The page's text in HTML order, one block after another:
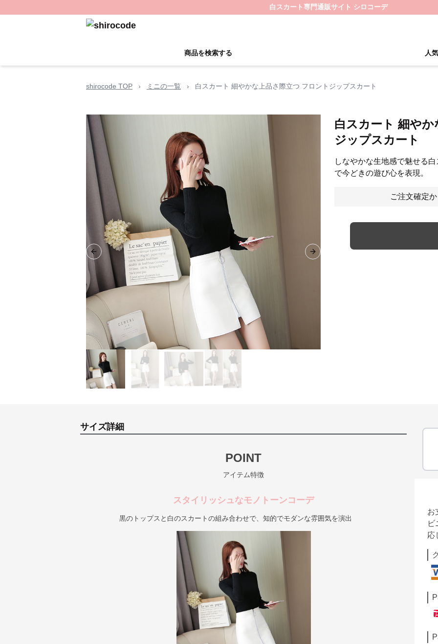
白スカート専門通販サイト シロコーデ
商品を検索する 人
shirocode TOP › ミニの一覧 › 白スカート 細やかな上品さ際立つ フロントジップスカート
Previous slide Next slide
白スカート 細や
ジップスカート
しなやかな生地感で魅せる
で今どきの遊び心を表現。
ご注文確定
サイズ詳細
POINT
アイテム特徴
スタイリッシュなモノトーンコーデ
黒のトップスと白のスカートの組み合わせで、知的でモダンな雰囲気を演出
お
ビ
応